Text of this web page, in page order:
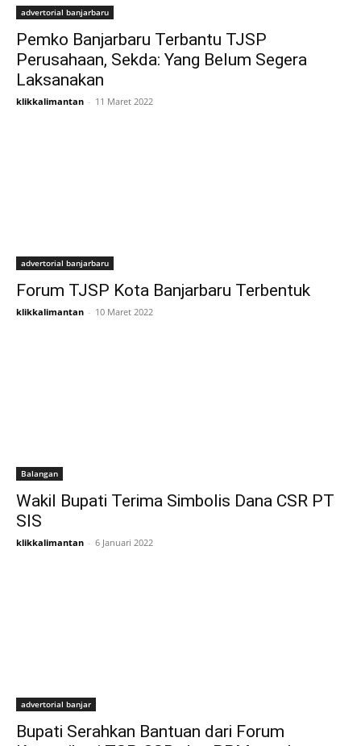
advertorial banjarbaru
Pemko Banjarbaru Terbantu TJSP
Perusahaan, Sekda: Yang Belum Segera
Laksanakan
klikkalimantan - 11 Maret 2022
advertorial banjarbaru
Forum TJSP Kota Banjarbaru Terbentuk
klikkalimantan - 10 Maret 2022
Balangan
Wakil Bupati Terima Simbolis Dana CSR PT
SIS
klikkalimantan - 6 Januari 2022
advertorial banjar
Bupati Serahkan Bantuan dari Forum